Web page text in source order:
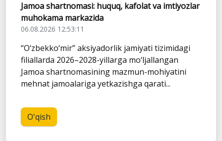
Jamoa shartnomasi: huquq, kafolat va imtiyozlar
muhokama markazida
06.08.2026 12:53:11
“O‘zbekko‘mir” aksiyadorlik jamiyati tizimidagi
filiallarda 2026–2028-yillarga mo‘ljallangan
Jamoa shartnomasining mazmun-mohiyatini
mehnat jamoalariga yetkazishga qarati...
O'qish